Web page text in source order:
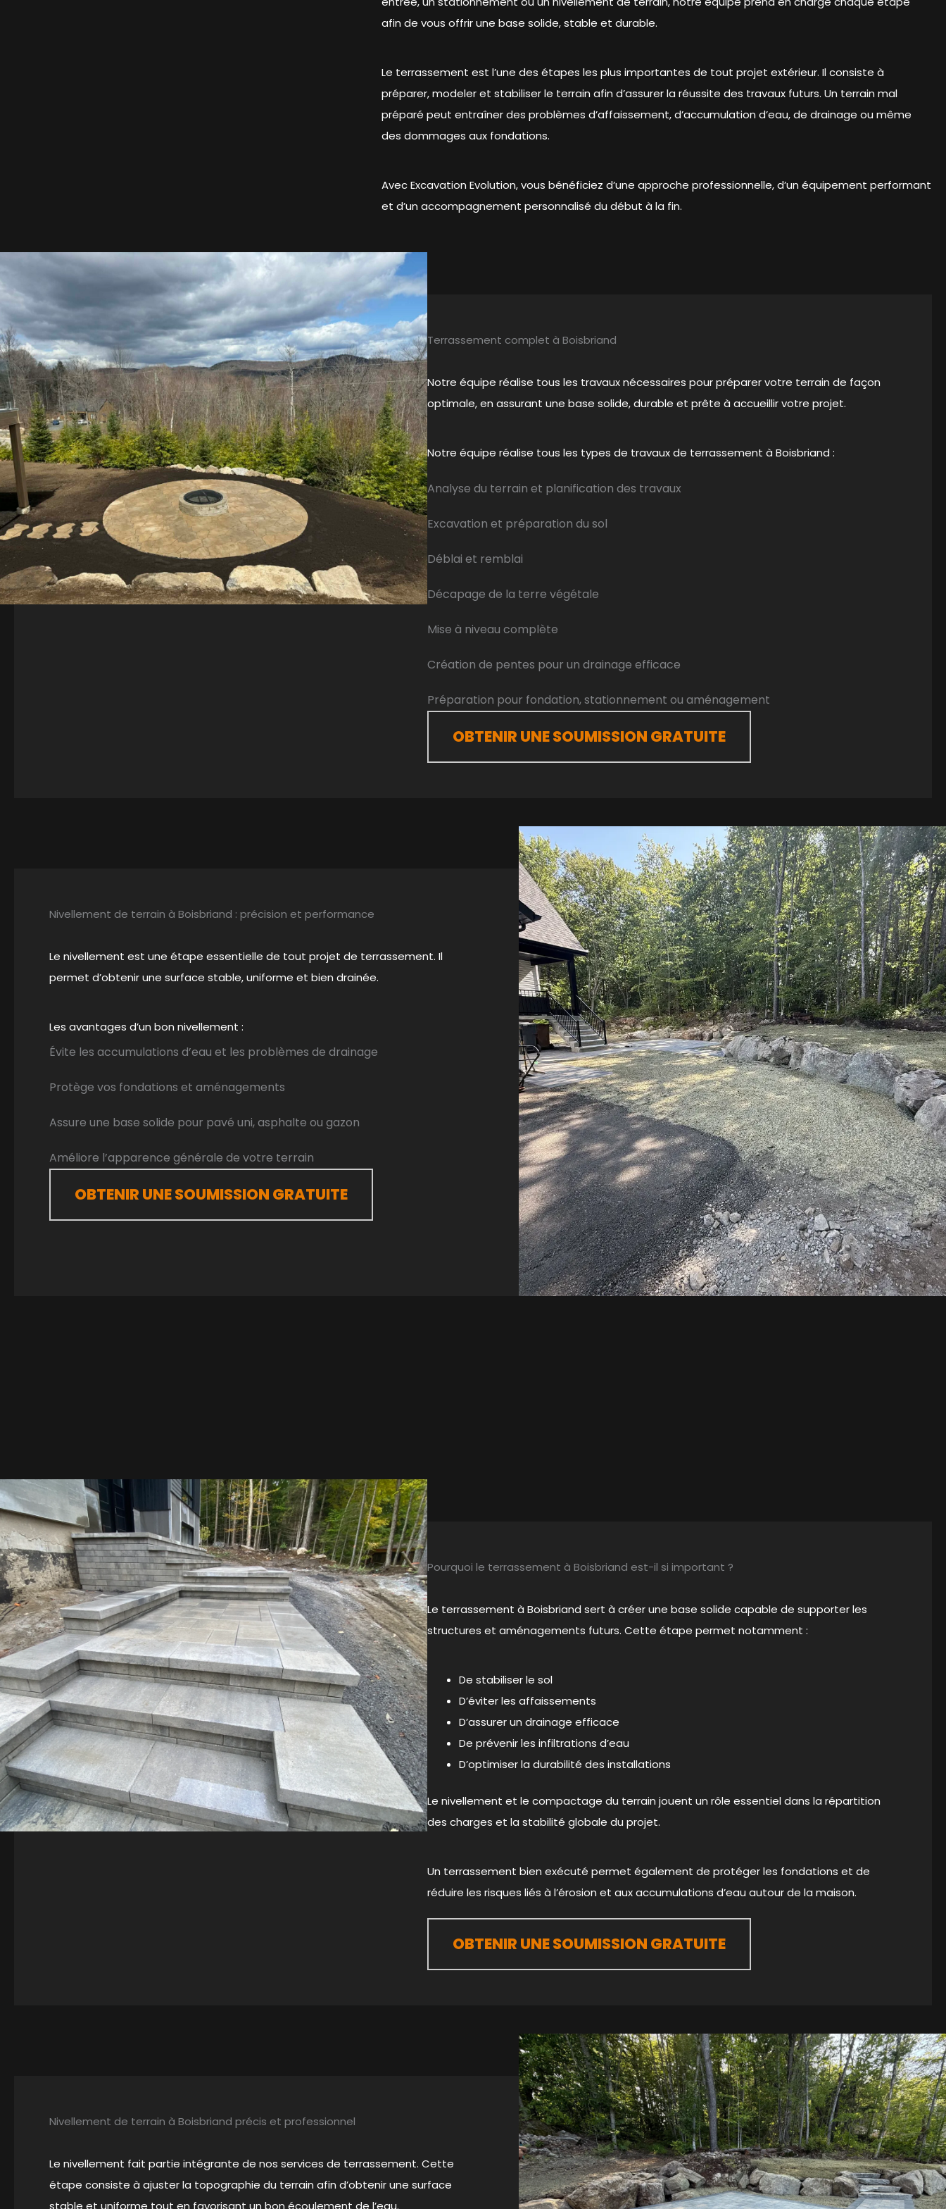
afin de vous offrir une base solide, stable et durable.
Le terrassement est l’une des étapes les plus importantes de tout projet extérieur. Il consiste à
préparer, modeler et stabiliser le terrain afin d’assurer la réussite des travaux futurs. Un terrain mal
préparé peut entraîner des problèmes d’affaissement, d’accumulation d’eau, de drainage ou même
des dommages aux fondations.
Avec Excavation Evolution, vous bénéficiez d’une approche professionnelle, d’un équipement performant
et d’un accompagnement personnalisé du début à la fin.
Terrassement complet à Boisbriand
Notre équipe réalise tous les travaux nécessaires pour préparer votre terrain de façon
optimale, en assurant une base solide, durable et prête à accueillir votre projet.
Notre équipe réalise tous les types de travaux de terrassement à Boisbriand :
Analyse du terrain et planification des travaux
Excavation et préparation du sol
Déblai et remblai
Décapage de la terre végétale
Mise à niveau complète
Création de pentes pour un drainage efficace
Préparation pour fondation, stationnement ou aménagement
OBTENIR UNE SOUMISSION GRATUITE
Nivellement de terrain à Boisbriand : précision et performance
Le nivellement est une étape essentielle de tout projet de terrassement. Il
permet d’obtenir une surface stable, uniforme et bien drainée.
Les avantages d’un bon nivellement :
Évite les accumulations d’eau et les problèmes de drainage
Protège vos fondations et aménagements
Assure une base solide pour pavé uni, asphalte ou gazon
Améliore l’apparence générale de votre terrain
OBTENIR UNE SOUMISSION GRATUITE
Pourquoi le terrassement à Boisbriand est-il si important ?
Le terrassement à Boisbriand sert à créer une base solide capable de supporter les
structures et aménagements futurs. Cette étape permet notamment :
De stabiliser le sol
D’éviter les affaissements
D’assurer un drainage efficace
De prévenir les infiltrations d’eau
D’optimiser la durabilité des installations
Le nivellement et le compactage du terrain jouent un rôle essentiel dans la répartition
des charges et la stabilité globale du projet.
Un terrassement bien exécuté permet également de protéger les fondations et de
réduire les risques liés à l’érosion et aux accumulations d’eau autour de la maison.
OBTENIR UNE SOUMISSION GRATUITE
Nivellement de terrain à Boisbriand précis et professionnel
Le nivellement fait partie intégrante de nos services de terrassement. Cette
étape consiste à ajuster la topographie du terrain afin d’obtenir une surface
stable et uniforme tout en favorisant un bon écoulement de l’eau.